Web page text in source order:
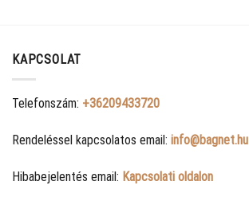
KAPCSOLAT
Telefonszám: +36209433720
Rendeléssel kapcsolatos email: info@bagnet.hu
Hibabejelentés email: Kapcsolati oldalon